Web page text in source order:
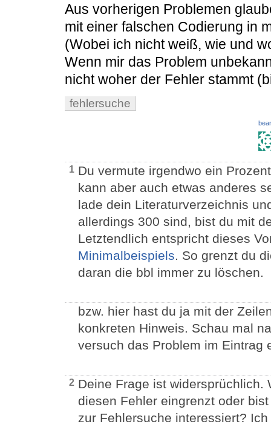
Aus vorherigen Problemen
mit einer falschen Codierung in
(Wobei ich nicht weiß, wie und
Wenn mir das Problem
nicht woher der Fehler stammt
fehlersuche
1 Du vermute irgendwo ein
kann aber auch etwas anderes
lade dein Literaturverzeichnis
allerdings 300 sind, bist du mit
Letztendlich entspricht dieses
Minimalbeispiels. So grenzt du
daran die bbl immer zu löschen.
bzw. hier hast du ja mit der
konkreten Hinweis. Schau mal
versuch das Problem im Eintrag
2 Deine Frage ist widersprüchlich.
diesen Fehler eingrenzt oder
zur Fehlersuche interessiert?